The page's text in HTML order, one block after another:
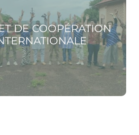
DE COOPÉRATION